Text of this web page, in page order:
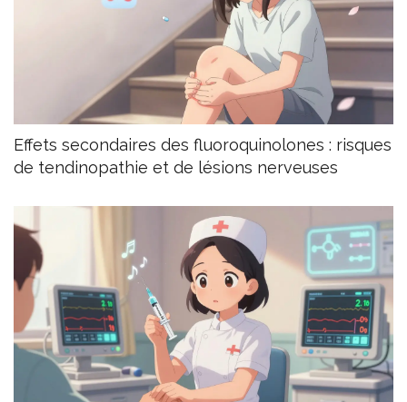
Effets secondaires des fluoroquinolones : risques
de tendinopathie et de lésions nerveuses